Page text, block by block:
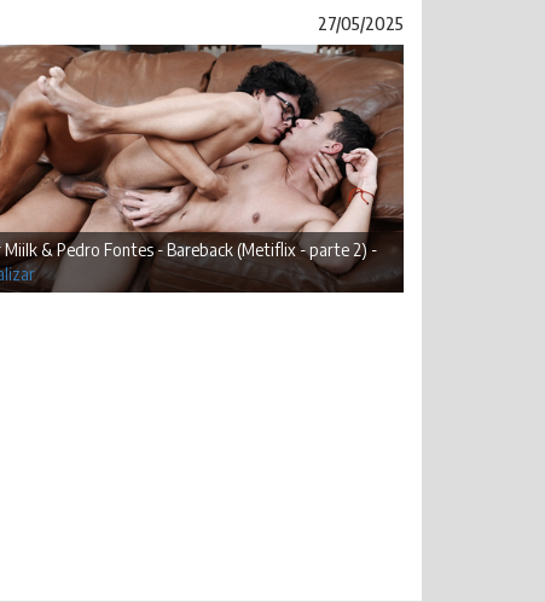
27/05/2025
Miilk & Pedro Fontes - Bareback (Metiflix - parte 2) -